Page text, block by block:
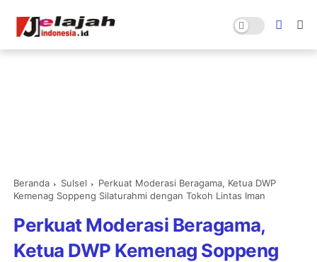
Beranda Sulsel
Perkuat Moderasi Beragama, Ketua DWP
Kemenag Soppeng Silaturahmi dengan Tokoh Lintas Iman
Perkuat Moderasi Beragama,
Ketua DWP Kemenag Soppeng